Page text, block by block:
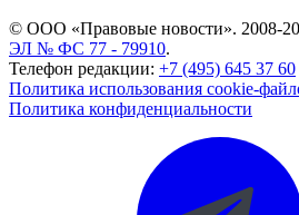
© ООО «Правовые новости». 2008-
ЭЛ № ФС 77 - 79910.
Телефон редакции: +7 (495) 645 37 60
Политика использования cookie-
Политика конфиденциальности